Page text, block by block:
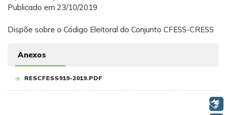
Publicado em 23/10/2019
Dispõe sobre o Código Eleitoral do Conjunto CFESS-CRESS
Anexos
RESCFESS919-2019.PDF